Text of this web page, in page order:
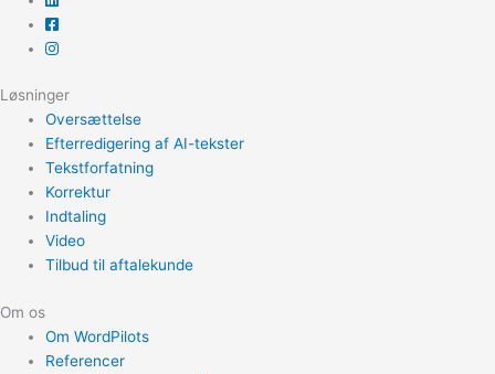
Løsninger
Oversættelse
Efterredigering af AI-tekster
Tekstforfatning
Korrektur
Indtaling
Video
Tilbud til aftalekunde
Om os
Om WordPilots
Referencer